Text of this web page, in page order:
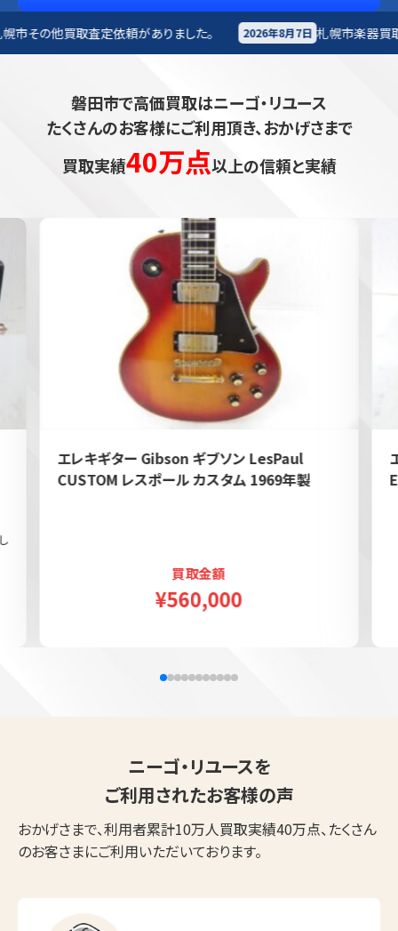
ありました。 2026年8月7日 札幌市 楽器買取査定依頼がありました。
磐田市で高価買取はニーゴ・リユース
たくさんのお客様にご利用頂き、おかげさまで
買取実績40万点以上の信頼と実績
エレキギター Gibson ギブソン LesPaul
CUSTOM レスポール カスタム 1969年製
買取金額
¥560,000
ニーゴ・リユースを
ご利用されたお客様の声
おかげさまで、利用者累計10万人買取実績40万点、たくさん
のお客さまにご利用いただいております。